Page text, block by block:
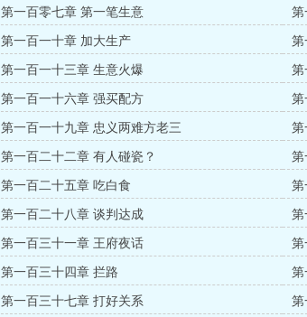
第一百零七章 第一笔生意 第
第一百一十章 加大生产 第
第一百一十三章 生意火爆 第
第一百一十六章 强买配方 第
第一百一十九章 忠义两难方老三 第
第一百二十二章 有人碰瓷？ 第
第一百二十五章 吃白食 第
第一百二十八章 谈判达成 第
第一百三十一章 王府夜话 第
第一百三十四章 拦路 第
第一百三十七章 打好关系 第